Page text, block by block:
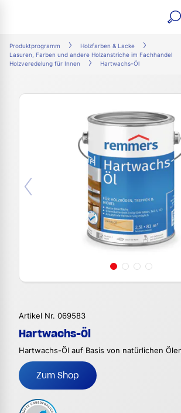
Produktprogramm
Holzfarben & Lacke
Lasuren, Farben und andere Holzanstriche im Fachhandel
Holzveredelung für Innen
Hartwachs-Öl
Artikel Nr. 069583
Hartwachs-Öl
Hartwachs-Öl auf Basis von natürlichen
Zum Shop